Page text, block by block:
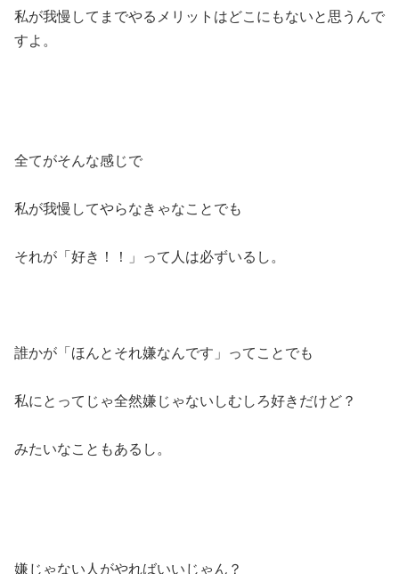
私が我慢してまでやるメリットはどこにもないと思うんで
すよ。
全てがそんな感じで
私が我慢してやらなきゃなことでも
それが「好き！！」って人は必ずいるし。
誰かが「ほんとそれ嫌なんです」ってことでも
私にとってじゃ全然嫌じゃないしむしろ好きだけど？
みたいなこともあるし。
嫌じゃない人がやればいいじゃん？